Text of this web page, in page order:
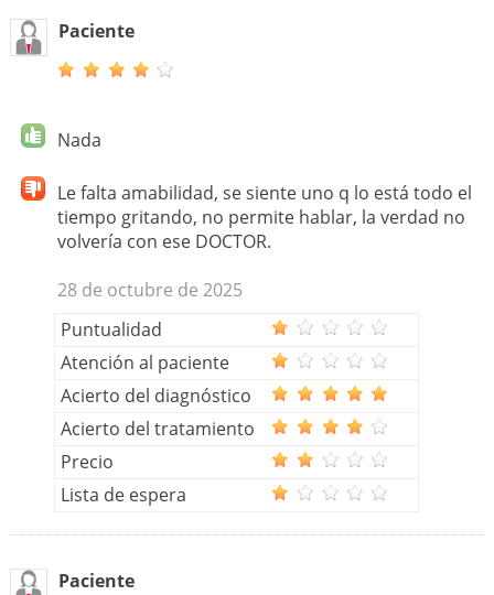
Paciente
Nada
Le falta amabilidad, se siente uno q lo está todo el
tiempo gritando, no permite hablar, la verdad no
volvería con ese DOCTOR.
28 de octubre de 2025
Puntualidad
Atención al paciente
Acierto del diagnóstico
Acierto del tratamiento
Precio
Lista de espera
Paciente